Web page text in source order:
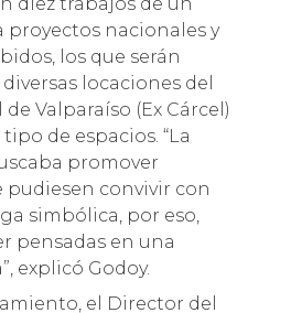
nacionales y
los que serán
locaciones del
Valparaíso (Ex Cárcel)
de espacios. “La
promover
pudiesen convivir con
simbólica, por eso,
pensadas en una
explicó Godoy.
el Director del